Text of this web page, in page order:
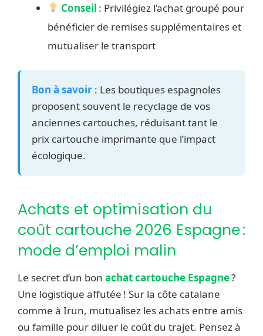
Conseil : Privilégiez l’achat groupé pour
bénéficier de remises supplémentaires et
mutualiser le transport
Bon à savoir : Les boutiques espagnoles
proposent souvent le recyclage de vos
anciennes cartouches, réduisant tant le
prix cartouche imprimante que l’impact
écologique.
Achats et optimisation du
coût cartouche 2026 Espagne :
mode d’emploi malin
Le secret d’un bon achat cartouche Espagne?
Une logistique affutée ! Sur la côte catalane
comme à Irun, mutualisez les achats entre amis
ou famille pour diluer le coût du trajet. Pensez à